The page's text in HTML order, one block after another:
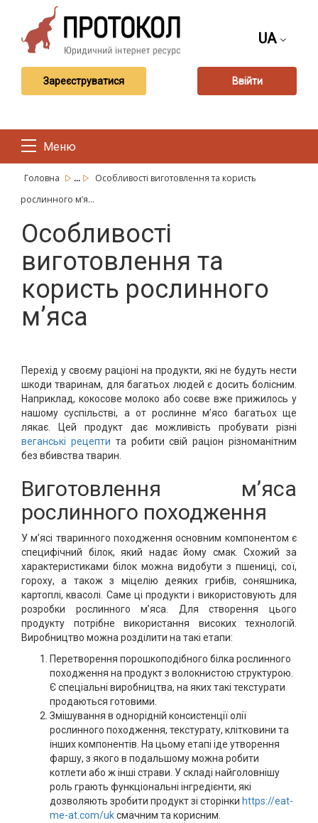
UA
Зареєструватися Ввійти
Меню
Головна ...
Особливості виготовлення та користь
рослинного м’я...
Особливості
виготовлення та
користь рослинного
м’яса
Перехід у своєму раціоні на продукти, які не будуть нести
шкоди тваринам, для багатьох людей є досить болісним.
Наприклад, кокосове молоко або соєве вже прижилось у
нашому суспільстві, а от рослинне м’ясо багатьох ще
лякає. Цей продукт дає можливість пробувати різні
веганські рецепти та робити свій раціон різноманітним
без вбивства тварин.
Виготовлення м’яса
рослинного походження
У м’ясі тваринного походження основним компонентом є
специфічний білок, який надає йому смак. Схожий за
характеристиками білок можна видобути з пшениці, сої,
гороху, а також з міцелію деяких грибів, соняшника,
картоплі, квасолі. Саме ці продукти і використовують для
розробки рослинного м’яса. Для створення цього
продукту потрібне використання високих технологій.
Виробництво можна розділити на такі етапи:
Перетворення порошкоподібного білка рослинного
походження на продукт з волокнистою структурою.
Є спеціальні виробництва, на яких такі текстурати
продаються готовими.
Змішування в однорідній консистенції олії
рослинного походження, текстурату, клітковини та
інших компонентів. На цьому етапі іде утворення
фаршу, з якого в подальшому можна робити
котлети або ж інші страви. У складі найголовнішу
роль грають функціональні інгредієнти, які
дозволяють зробити продукт зі сторінки https://eat-
me-at.com/ukсмачним та корисним.